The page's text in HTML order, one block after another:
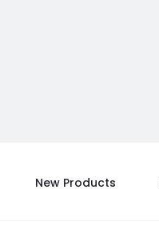
New Products